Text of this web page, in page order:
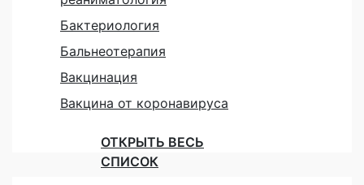
Бактериология
Бальнеотерапия
Вакцинация
Вакцина от коронавируса
ОТКРЫТЬ ВЕСЬ
СПИСОК